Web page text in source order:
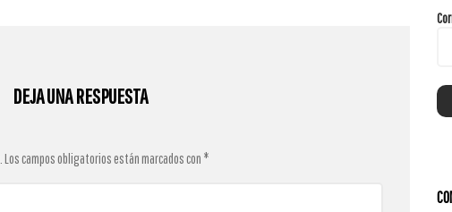
DEJA UNA RESPUESTA
Los campos obligatorios están marcados con *